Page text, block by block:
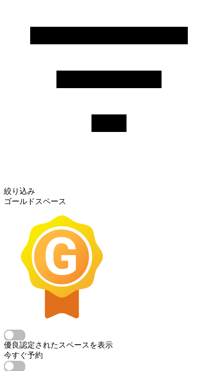
絞り込み
ゴールドスペース
優良認定されたスペースを表示
今すぐ予約